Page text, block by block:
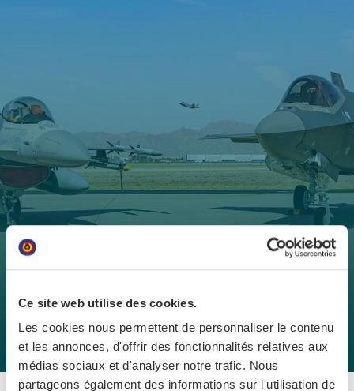
Ce site web utilise des cookies.
Les cookies nous permettent de personnaliser le contenu
et les annonces, d'offrir des fonctionnalités relatives aux
médias sociaux et d'analyser notre trafic. Nous
partageons également des informations sur l'utilisation de
Job Day Base Aérienne de
Florennes
Job Day Base Aérienne de Florennes